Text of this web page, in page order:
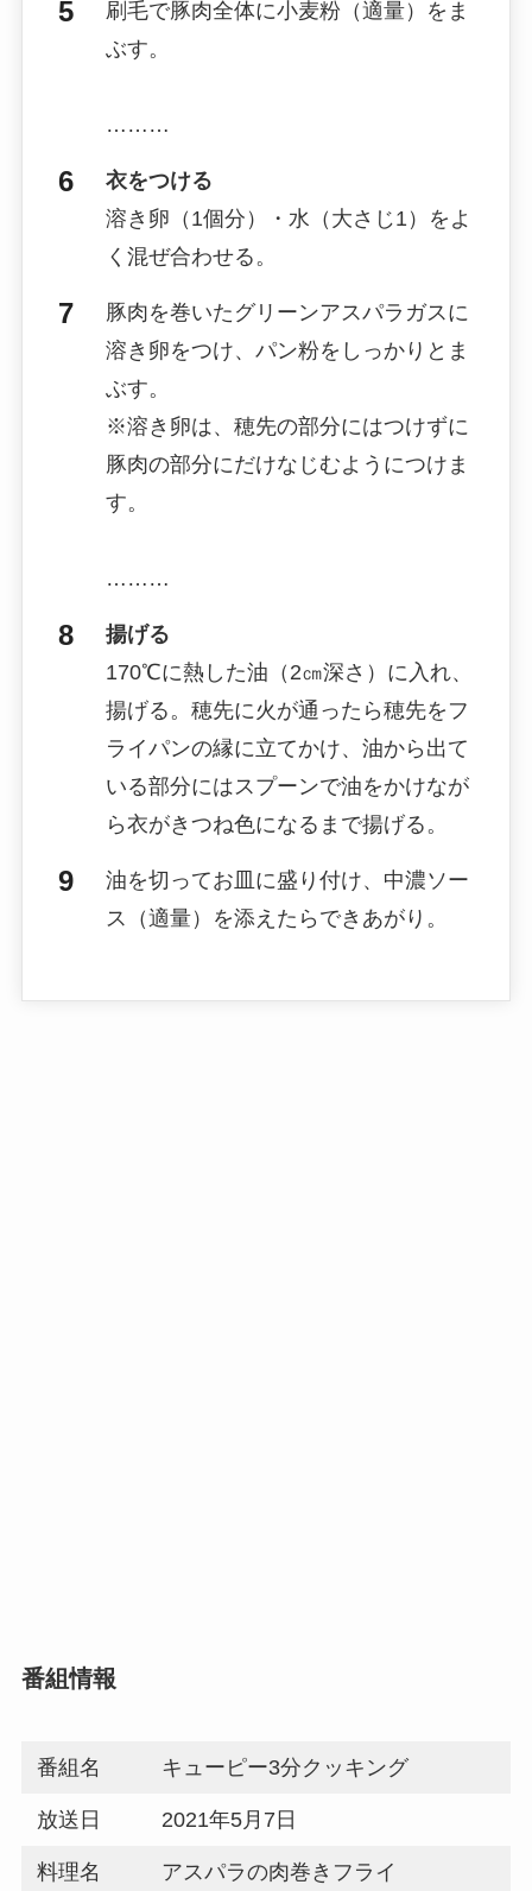
刷毛で豚肉全体に小麦粉（適量）をま
ぶす。
………
衣をつける
溶き卵（1個分）・水（大さじ1）をよ
く混ぜ合わせる。
豚肉を巻いたグリーンアスパラガスに
溶き卵をつけ、パン粉をしっかりとま
ぶす。
※溶き卵は、穂先の部分にはつけずに
豚肉の部分にだけなじむようにつけま
す。
………
揚げる
170℃に熱した油（2㎝深さ）に入れ、
揚げる。穂先に火が通ったら穂先をフ
ライパンの縁に立てかけ、油から出て
いる部分にはスプーンで油をかけなが
ら衣がきつね色になるまで揚げる。
油を切ってお皿に盛り付け、中濃ソー
ス（適量）を添えたらできあがり。
番組情報
番組名 キューピー3分クッキング
放送日 2021年5月7日
料理名 アスパラの肉巻きフライ